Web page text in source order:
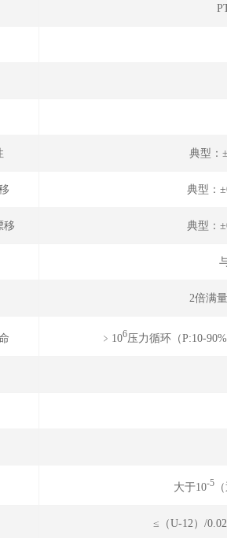
典型
典型：
移 典型：
2倍满
﹥106压力循
大于10-5
≤（U-12）/